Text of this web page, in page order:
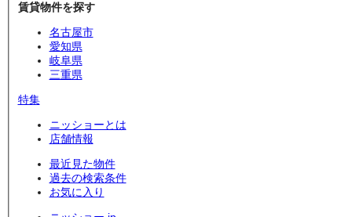
賃貸物件を探す
名古屋市
愛知県
岐阜県
三重県
特集
ニッショーとは
店舗情報
最近見た物件
過去の検索条件
お気に入り